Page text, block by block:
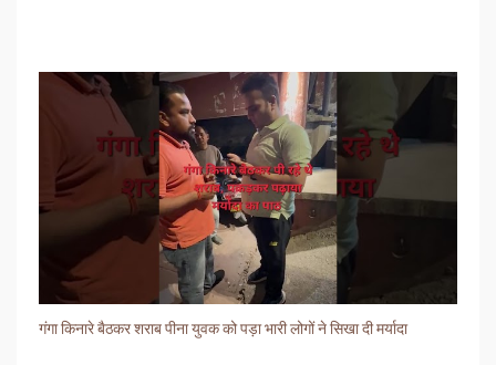
गंगा किनारे बैठकर शराब पीना युवक को पड़ा भारी लोगों ने सिखा दी मर्यादा